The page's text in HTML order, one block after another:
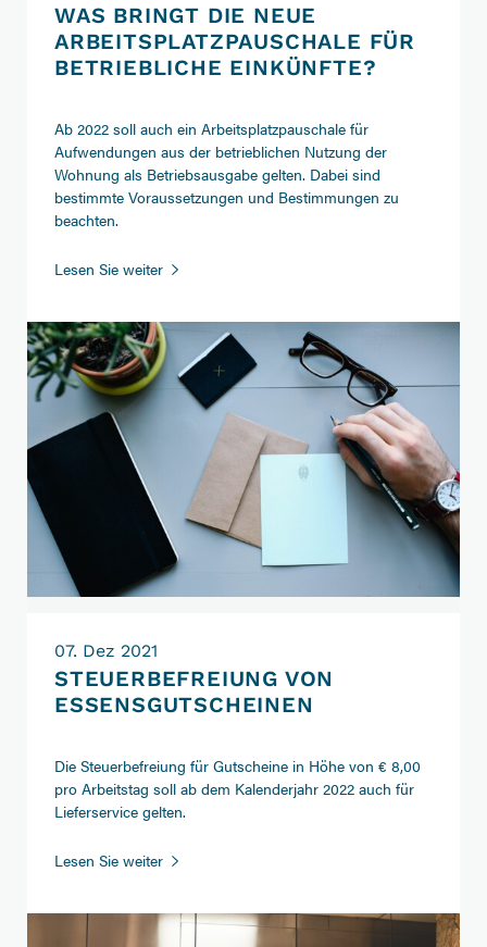
WAS BRINGT DIE NEUE
ARBEITSPLATZPAUSCHALE FÜR
BETRIEBLICHE EINKÜNFTE?
Ab 2022 soll auch ein Arbeitsplatzpauschale für
Aufwendungen aus der betrieblichen Nutzung der
Wohnung als Betriebsausgabe gelten. Dabei sind
bestimmte Voraussetzungen und Bestimmungen zu
beachten.
Lesen Sie weiterWas
neue
Arbeitsplatzpauschale
für
betriebliche
Einkünfte?
07. Dez 2021
STEUERBEFREIUNG VON
ESSENSGUTSCHEINEN
Die Steuerbefreiung für Gutscheine in Höhe von € 8,00
pro Arbeitstag soll ab dem Kalenderjahr 2022 auch für
Lieferservice gelten.
Lesen Sie weiterSteuerbefreiung